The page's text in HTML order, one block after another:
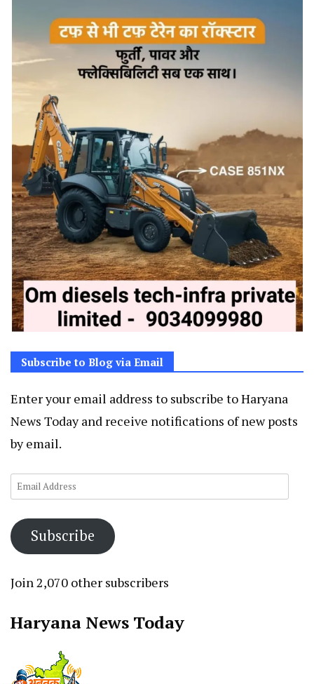
Subscribe to Blog via Email
Enter your email address to subscribe to Haryana
News Today and receive notifications of new posts
by email.
Email
Subscribe
Join 2,070 other subscribers
Haryana News Today